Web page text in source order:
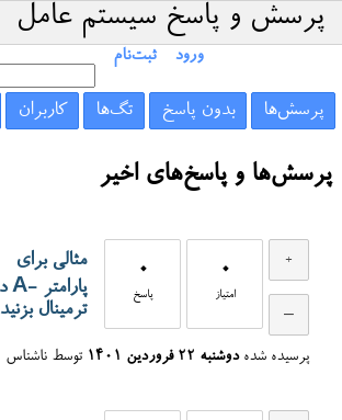
پرسش و پاسخ سیستم عامل
ورود ثبت‌نام
پرسش‌ها بدون پاسخ تگ‌ها کاربران
پرسش‌ها و پاسخ‌های اخیر
0
امتیاز
0
پاسخ
مثالی برای
ترمینال بزنید
پرسیده شده دوشنبه ۲۲ فروردین ۱۴۰۱ توسط ناشناس